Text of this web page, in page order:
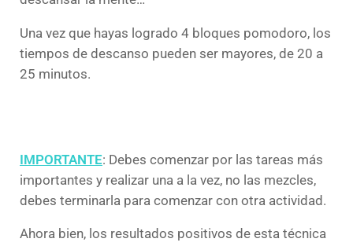
Una vez que hayas logrado 4 bloques pomodoro, los
tiempos de descanso pueden ser mayores, de 20 a
25 minutos.
IMPORTANTE: Debes comenzar por las tareas más
importantes y realizar una a la vez, no las mezcles,
debes terminarla para comenzar con otra actividad.
Ahora bien, los resultados positivos de esta técnica